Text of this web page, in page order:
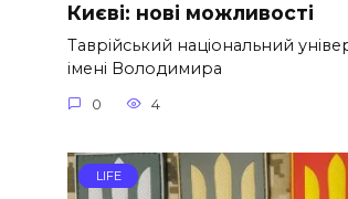
Києві: нові можливості
Таврійський національний
імені Володимира
0 4
LIFE